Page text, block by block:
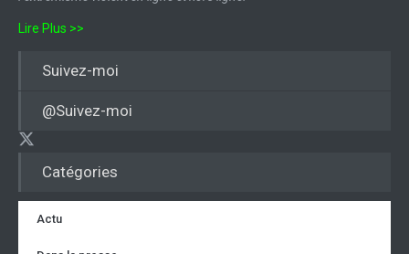
Catégories
Actu
Lire Plus >>
Suivez-moi
@Suivez-moi